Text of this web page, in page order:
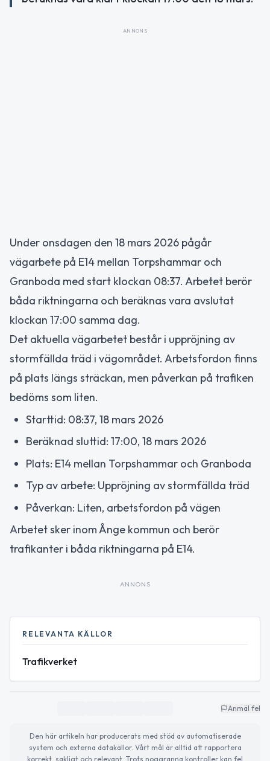
ANNONS
Under onsdagen den 18 mars 2026 pågår
vägarbete på E14 mellan Torpshammar och
Granboda med start klockan 08:37. Arbetet berör
båda riktningarna och beräknas vara avslutat
klockan 17:00 samma dag.
Det aktuella vägarbetet består i uppröjning av
stormfällda träd i vägområdet. Arbetsfordon finns
på plats längs sträckan, men påverkan på trafiken
bedöms som liten.
Starttid: 08:37, 18 mars 2026
Beräknad sluttid: 17:00, 18 mars 2026
Plats: E14 mellan Torpshammar och Granboda
Typ av arbete: Uppröjning av stormfällda träd
Påverkan: Liten, arbetsfordon på vägen
Arbetet sker inom Ånge kommun och berör
trafikanter i båda riktningarna på E14.
ANNONS
RELEVANTA KÄLLOR
Trafikverket
Anmäl fel
Den här artikeln har producerats med stöd av automatiserade
system och externa datakällor. Vårt mål är alltid att rapportera
korrekt, sakligt och relevant. Trots noggranna kontroller kan fel